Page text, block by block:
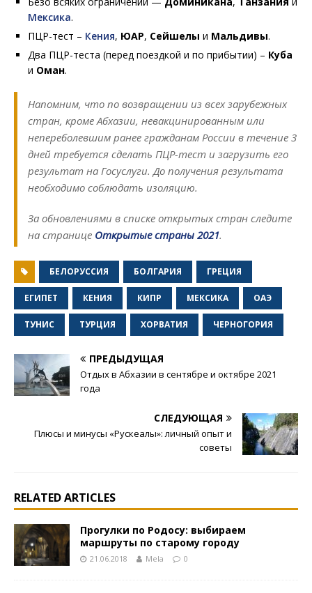
Мексика.
ПЦР-тест – Кения, ЮАР, Сейшелы и Мальдивы.
Два ПЦР-теста (перед поездкой и по прибытии) – Куба
и Оман.
Напомним, что по возвращении из всех зарубежных
стран, кроме Абхазии, невакцинированным или
непереболевшим ранее гражданам России в течение 3
дней требуется сделать ПЦР-тест и загрузить его
результат на Госуслуги. До получения результата
необходимо соблюдать изоляцию.
За обновлениями в списке открытых стран следите
на странице Открытые страны 2021.
БЕЛОРУССИЯ БОЛГАРИЯ ГРЕЦИЯ
ЕГИПЕТ КЕНИЯ КИПР МЕКСИКА ОАЭ
ТУНИС ТУРЦИЯ ХОРВАТИЯ ЧЕРНОГОРИЯ
ПРЕДЫДУЩАЯ
Отдых в Абхазии в сентябре и октябре 2021
года
СЛЕДУЮЩАЯ
Плюсы и минусы «Рускеалы»: личный опыт и
советы
RELATED ARTICLES
Прогулки по Родосу: выбираем
маршруты по старому городу
21.06.2018 Mela 0